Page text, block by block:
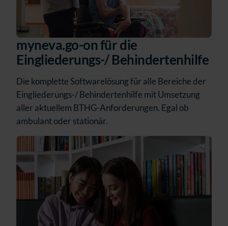
myneva.go-on für die
Eingliederungs-/ Behindertenhilfe
Die komplette Softwarelösung für alle Bereiche der
Eingliederungs-/ Behindertenhilfe mit Umsetzung
aller aktuellem BTHG-Anforderungen. Egal ob
ambulant oder stationär.